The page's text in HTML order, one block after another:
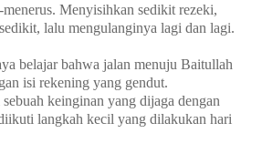
Menyisihkan sedikit rezeki,
lalu mengulanginya lagi dan lagi.
belajar bahwa jalan menuju Baitullah
isi rekening yang gendut.
keinginan yang dijaga dengan
langkah kecil yang dilakukan hari